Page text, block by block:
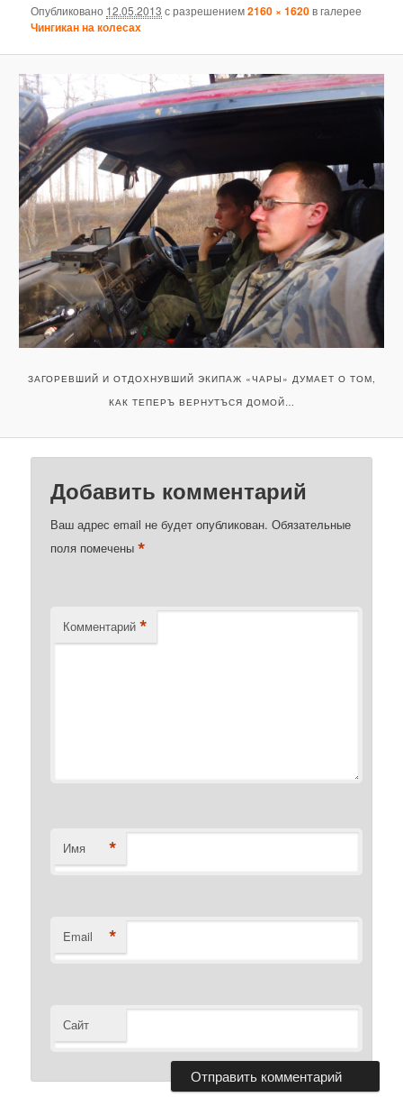
Опубликовано 12.05.2013 с разрешением2160 × 1620в галерее
Чингикан на колесах
ЗАГОРЕВШИЙ И ОТДОХНУВШИЙ ЭКИПАЖ «ЧАРЫ» ДУМАЕТ О ТОМ,
КАК ТЕПЕРЪ ВЕРНУТЪСЯ ДОМОЙ…
Добавить комментарий
Ваш адрес email не будет опубликован. Обязательные
поля помечены*
Комментарий *
Имя *
Email *
Сайт